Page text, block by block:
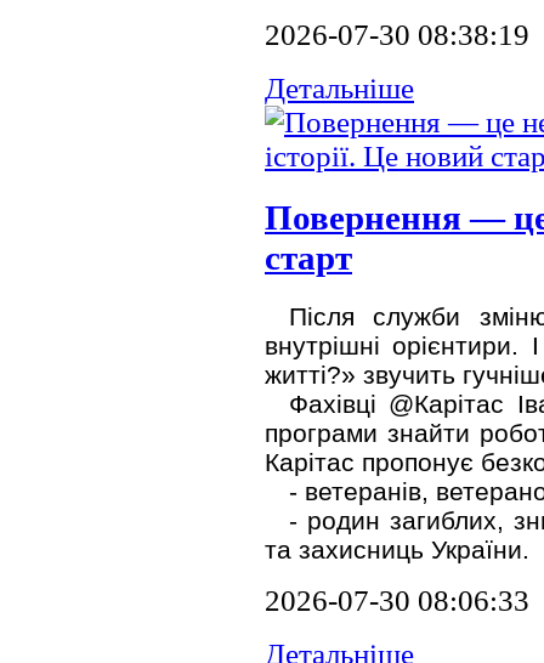
2026-07-30 08:38:19
Детальніше
Повернення — це
старт
Після служби
внутрішні
житті?» звучить
Фахівці @Карітас
програми знайти
Карітас пропонує
- ветеранів,
- родин загиблих,
та захисниць України.
2026-07-30 08:06:33
Детальніше